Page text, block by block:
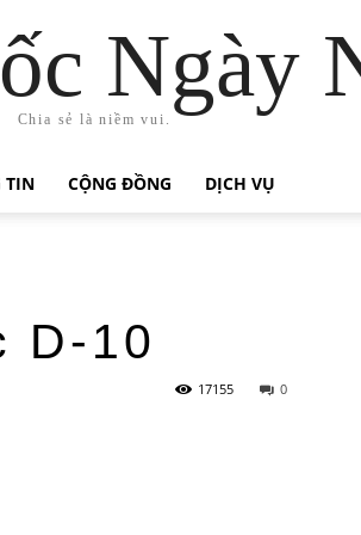
Ngày
Chia sẻ là niềm vui.
TIN CỘNG ĐỒNG DỊCH VỤ
D-10
0
17155